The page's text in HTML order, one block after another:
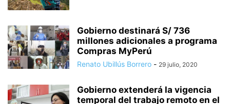
Gobierno destinará S/ 736
millones adicionales a programa
Compras MyPerú
Renato Ubillús Borrero - 29 julio, 2020
Gobierno extenderá la vigencia
temporal del trabajo remoto en el